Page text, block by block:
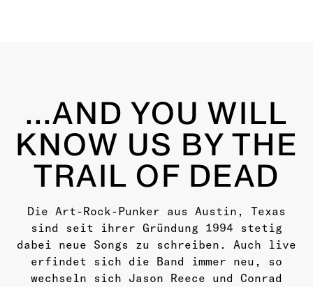
...AND YOU WILL
KNOW US BY THE
TRAIL OF DEAD
Die Art-Rock-Punker aus Austin, Texas
sind seit ihrer Gründung 1994 stetig
dabei neue Songs zu schreiben. Auch live
erfindet sich die Band immer neu, so
wechseln sich Jason Reece und Conrad